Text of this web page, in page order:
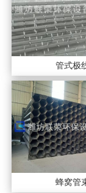
管式极
蜂窝管